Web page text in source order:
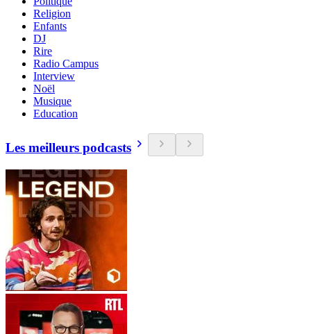
Religion
Enfants
DJ
Rire
Radio Campus
Interview
Noël
Musique
Education
Les meilleurs podcasts